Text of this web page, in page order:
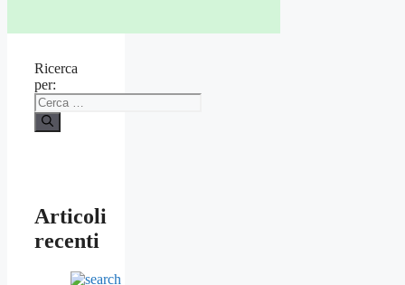
Ricerca
per:
Articoli
recenti